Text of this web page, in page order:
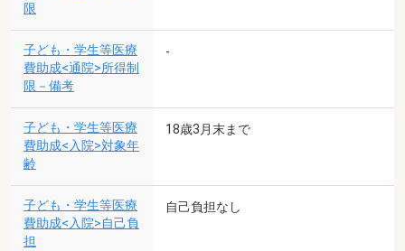
限
子ども・学生等医療
費助成<通院>所得制
限－備考
-
子ども・学生等医療
費助成<入院>対象年
齢
18歳3月末まで
子ども・学生等医療
費助成<入院>自己負
担
自己負担なし